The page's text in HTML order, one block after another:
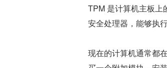
TPM 是计算机主板上
安全处理器，能够执
现在的计算机通常都